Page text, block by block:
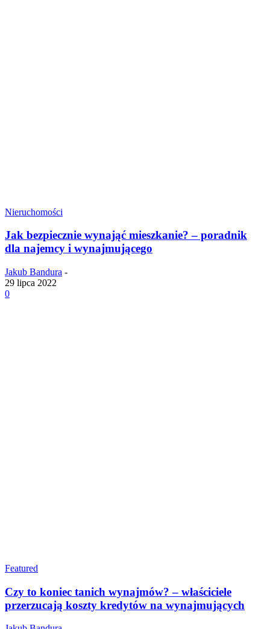
Nieruchomości
Jak bezpiecznie wynająć mieszkanie? – poradnik
dla najemcy i wynajmującego
Jakub Bandura -
29 lipca 2022
0
Featured
Czy to koniec tanich wynajmów? – właściciele
przerzucają koszty kredytów na wynajmujących